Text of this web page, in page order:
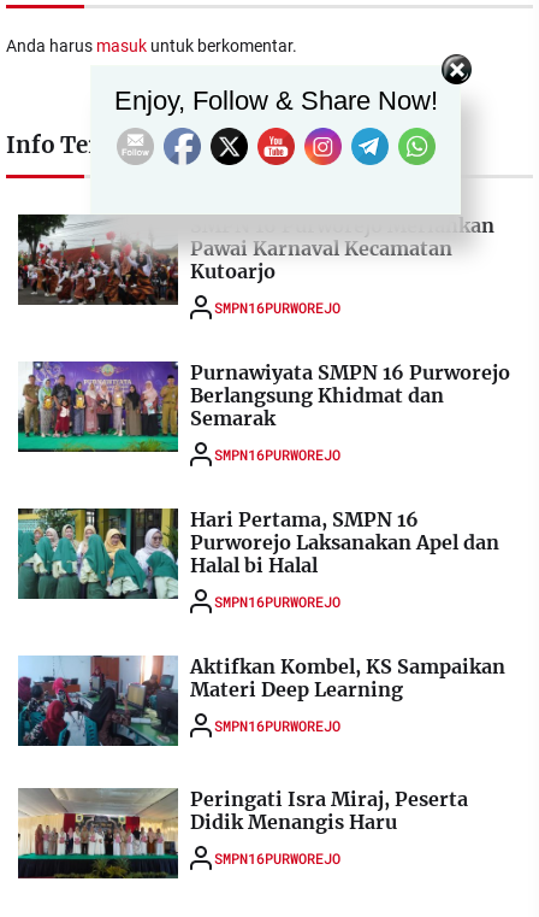
Anda harus masuk untuk berkomentar.
Info Terkait
SMPN 16 Purworejo Meriahkan
Pawai Karnaval Kecamatan
Kutoarjo
SMPN16PURWOREJO
Purnawiyata SMPN 16 Purworejo
Berlangsung Khidmat dan
Semarak
SMPN16PURWOREJO
Hari Pertama, SMPN 16
Purworejo Laksanakan Apel dan
Halal bi Halal
SMPN16PURWOREJO
Aktifkan Kombel, KS Sampaikan
Materi Deep Learning
SMPN16PURWOREJO
Peringati Isra Miraj, Peserta
Didik Menangis Haru
SMPN16PURWOREJO
Enjoy, Follow & Share Now!
Set Youtube Channel ID